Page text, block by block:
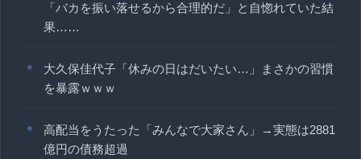
「バカを振い落せるから合理的だ」と自惚れていた結
果……
大久保佳代子「休みの日はだいたい…」まさかの習慣
を暴露ｗｗｗ
高配当をうたった「みんなで大家さん」→実態は2881
億円の債務超過